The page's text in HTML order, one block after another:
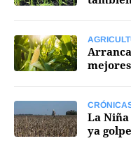
La
ya